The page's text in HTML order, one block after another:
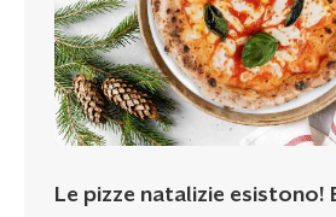
Le pizze natalizie esistono!